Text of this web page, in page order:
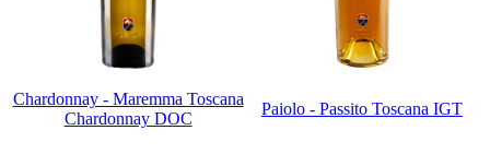
Chardonnay - Maremma Toscana
Chardonnay DOC
Paiolo - Passito Toscana IGT